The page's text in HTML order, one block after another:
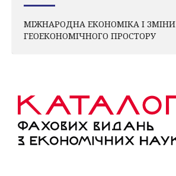
МІЖНАРОДНА ЕКОНОМІКА І ЗМІНИ
ГЕОЕКОНОМІЧНОГО ПРОСТОРУ